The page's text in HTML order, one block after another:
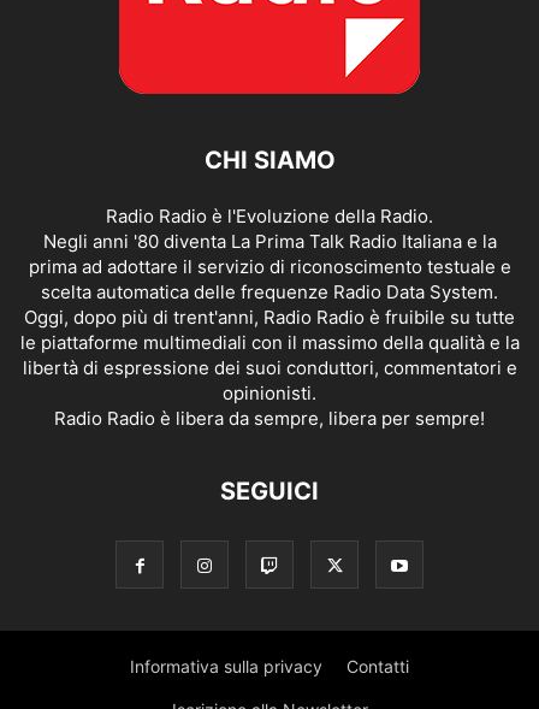
CHI SIAMO
Radio Radio è l'Evoluzione della Radio.
Negli anni '80 diventa La Prima Talk Radio Italiana e la
prima ad adottare il servizio di riconoscimento testuale e
scelta automatica delle frequenze Radio Data System.
Oggi, dopo più di trent'anni, Radio Radio è fruibile su tutte
le piattaforme multimediali con il massimo della qualità e la
libertà di espressione dei suoi conduttori, commentatori e
opinionisti.
Radio Radio è libera da sempre, libera per sempre!
SEGUICI
Informativa sulla privacy Contatti